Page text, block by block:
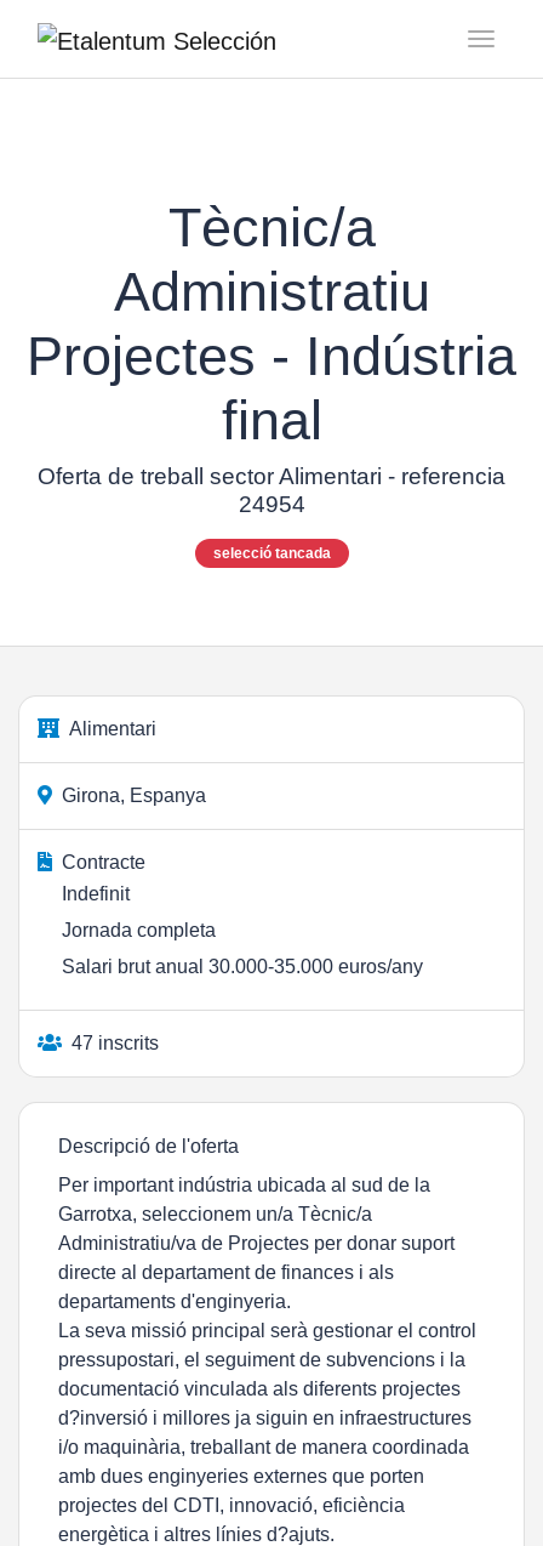
Tècnic/a
Administratiu
Projectes - Indústria
final
Oferta de treball sector Alimentari - referencia
24954
selecció tancada
Alimentari
Girona, Espanya
Contracte
Indefinit
Jornada completa
Salari brut anual 30.000-35.000 euros/any
47 inscrits
Descripció de l'oferta
Per important indústria ubicada al sud de la
Garrotxa, seleccionem un/a Tècnic/a
Administratiu/va de Projectes per donar suport
directe al departament de finances i als
departaments d'enginyeria.
La seva missió principal serà gestionar el control
pressupostari, el seguiment de subvencions i la
documentació vinculada als diferents projectes
d?inversió i millores ja siguin en infraestructures
i/o maquinària, treballant de manera coordinada
amb dues enginyeries externes que porten
projectes del CDTI, innovació, eficiència
energètica i altres línies d?ajuts.